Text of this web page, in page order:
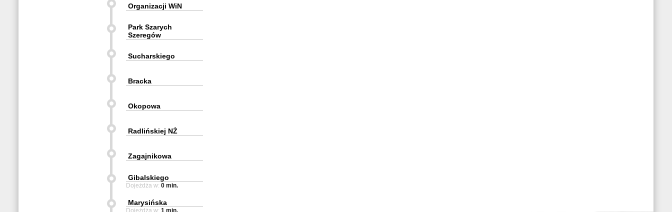
Organizacji WiN
Park Szarych
Szeregów
Sucharskiego
Bracka
Okopowa
Radlińskiej NŻ
Zagajnikowa
Gibalskiego
Dojeżdża w: 0 min.
Marysińska
Dojeżdża w: 1 min.